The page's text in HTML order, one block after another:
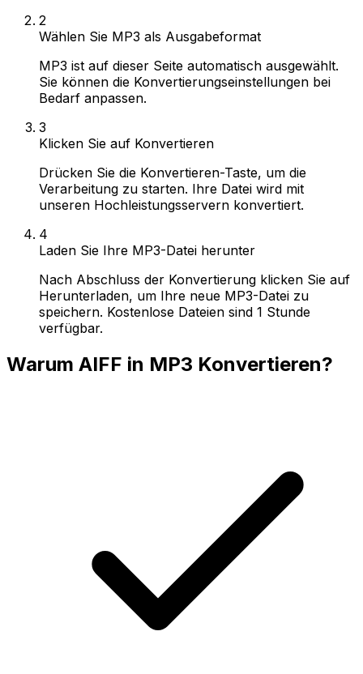
2
Wählen Sie MP3 als Ausgabeformat
MP3 ist auf dieser Seite automatisch ausgewählt.
Sie können die Konvertierungseinstellungen bei
Bedarf anpassen.
3
Klicken Sie auf Konvertieren
Drücken Sie die Konvertieren-Taste, um die
Verarbeitung zu starten. Ihre Datei wird mit
unseren Hochleistungsservern konvertiert.
4
Laden Sie Ihre MP3-Datei herunter
Nach Abschluss der Konvertierung klicken Sie auf
Herunterladen, um Ihre neue MP3-Datei zu
speichern. Kostenlose Dateien sind 1 Stunde
verfügbar.
Warum AIFF in MP3 Konvertieren?